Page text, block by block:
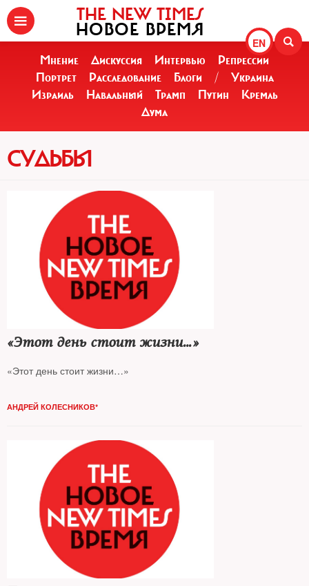
EN
THE NEW TIMES
НОВОЕ ВРЕМЯ
Мнение Дискуссия Интервью
Репрессии
Портрет
Расследование Блоги /
Украина
Израиль
Навальный Трамп Путин
Кремль
Дума
СУДЬБЫ
«Этот день стоит жизни…»
«Этот день стоит жизни…»
АНДРЕЙ КОЛЕСНИКОВ*